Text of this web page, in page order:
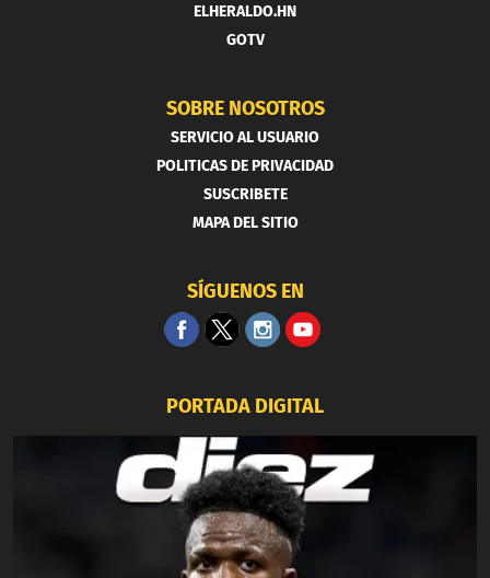
ELHERALDO.HN
GOTV
SOBRE NOSOTROS
SERVICIO AL USUARIO
POLITICAS DE PRIVACIDAD
SUSCRIBETE
MAPA DEL SITIO
SÍGUENOS EN
PORTADA DIGITAL